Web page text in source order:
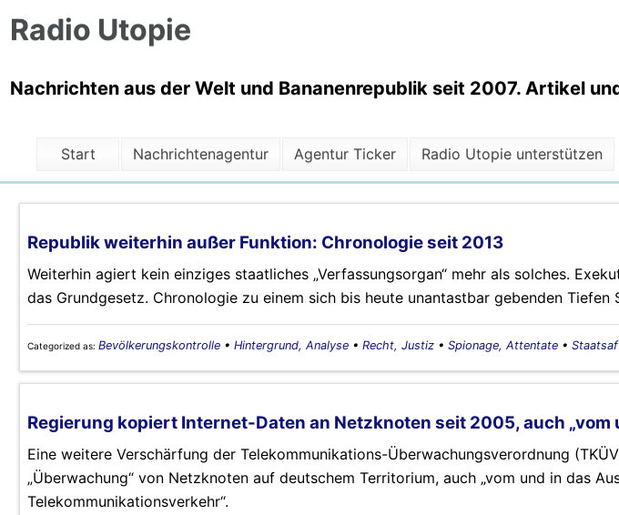
Radio Utopie
Nachrichten aus der Welt und Bananenrepublik seit 2007. Artikel
Start Nachrichtenagentur Agentur Ticker Radio Utopie unterstützen
Republik weiterhin außer Funktion: Chronologie seit 2013
Weiterhin agiert kein einziges staatliches „Verfassungsorgan“ mehr als solches.
das Grundgesetz. Chronologie zu einem sich bis heute unantastbar gebenden Tiefen
Categorized as: Bevölkerungskontrolle • Hintergrund, Analyse • Recht, Justiz • Spionage, Attentate •
Regierung kopiert Internet-Daten an Netzknoten seit 2005, auch „vom
Eine weitere Verschärfung der Telekommunikations-Überwachungsverordnung
„Überwachung“ von Netzknoten auf deutschem Territorium, auch „vom und in das
Telekommunikationsverkehr“.